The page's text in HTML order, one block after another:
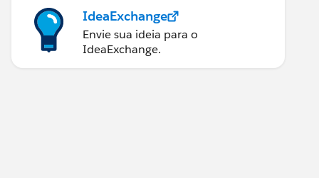
IdeaExchange
Envie sua ideia para o
IdeaExchange.